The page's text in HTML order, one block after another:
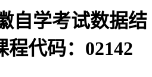
自学考试数据结
程代码：02142